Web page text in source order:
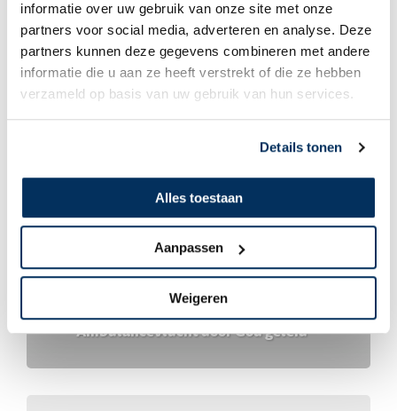
informatie over uw gebruik van onze site met onze
partners voor social media, adverteren en analyse. Deze
partners kunnen deze gegevens combineren met andere
informatie die u aan ze heeft verstrekt of die ze hebben
verzameld op basis van uw gebruik van hun services.
Details tonen
Alles toestaan
Aanpassen
Weigeren
Daar praten we niet over
Ambulancevlucht door God geleid